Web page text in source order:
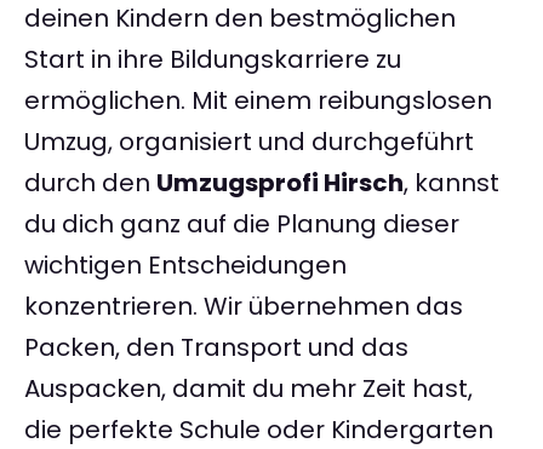
deinen Kindern den bestmöglichen
Start in ihre Bildungskarriere zu
ermöglichen. Mit einem reibungslosen
Umzug, organisiert und durchgeführt
durch den Umzugsprofi Hirsch, kannst
du dich ganz auf die Planung dieser
wichtigen Entscheidungen
konzentrieren. Wir übernehmen das
Packen, den Transport und das
Auspacken, damit du mehr Zeit hast,
die perfekte Schule oder Kindergarten